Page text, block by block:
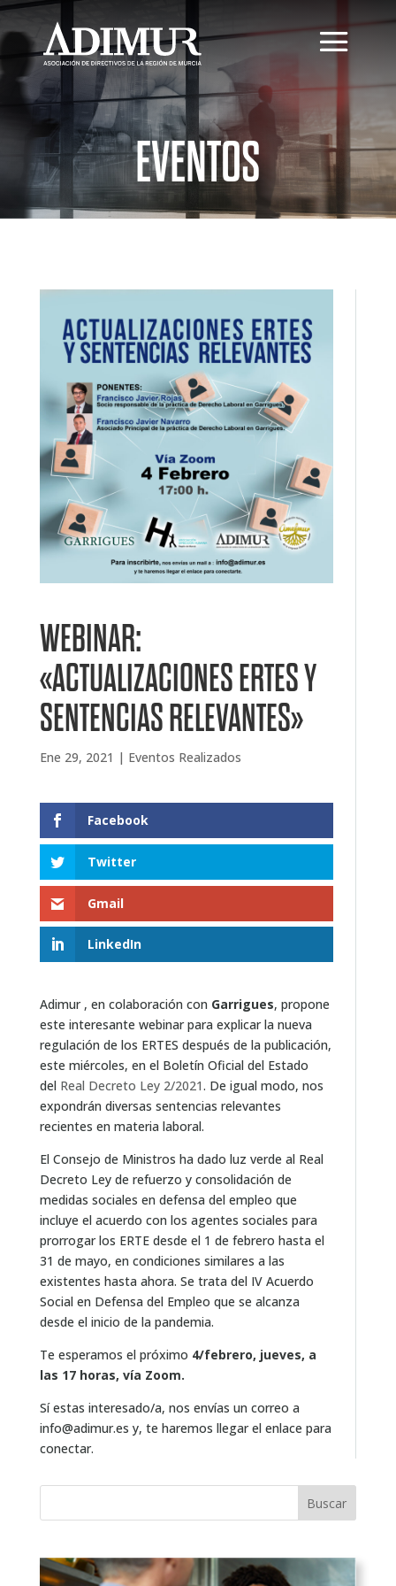
EVENTOS
WEBINAR:
«ACTUALIZACIONES ERTES Y
SENTENCIAS RELEVANTES»
Ene 29, 2021 | Eventos Realizados
Facebook
Twitter
Gmail
LinkedIn
Adimur , en colaboración con Garrigues, propone
este interesante webinar para explicar la nueva
regulación de los ERTES después de la publicación,
este miércoles, en el Boletín Oficial del Estado
del Real Decreto Ley 2/2021. De igual modo, nos
expondrán diversas sentencias relevantes
recientes en materia laboral.
El Consejo de Ministros ha dado luz verde al Real
Decreto Ley de refuerzo y consolidación de
medidas sociales en defensa del empleo que
incluye el acuerdo con los agentes sociales para
prorrogar los ERTE desde el 1 de febrero hasta el
31 de mayo, en condiciones similares a las
existentes hasta ahora. Se trata del IV Acuerdo
Social en Defensa del Empleo que se alcanza
desde el inicio de la pandemia.
Te esperamos el próximo 4/febrero, jueves, a
las 17 horas, vía Zoom.
Sí estas interesado/a, nos envías un correo a
info@adimur.es y, te haremos llegar el enlace para
conectar.
Buscar